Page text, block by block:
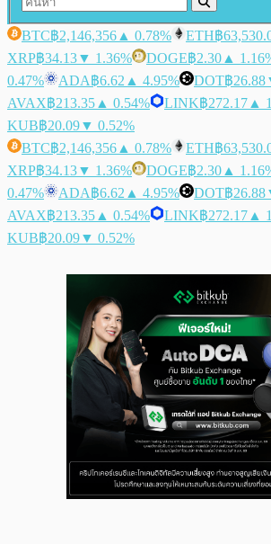
BTC฿2,146,356 ▲ 0.78% ETH฿
XRP฿34.13▼ 1.36% DOGE฿2.30 ▲
0.47%
ADA฿6.62 ▲ 4.95% DOT฿26.88
AVAX฿213.35 ▲ 0.54% LINK฿272.17 ▲
KUB฿20.09▼ 0.52%
BTC฿2,146,356 ▲ 0.78% ETH฿
XRP฿34.13▼ 1.36% DOGE฿2.30 ▲
0.47%
ADA฿6.62 ▲ 4.95% DOT฿26.88
AVAX฿213.35 ▲ 0.54% LINK฿272.17 ▲
KUB฿20.09▼ 0.52%